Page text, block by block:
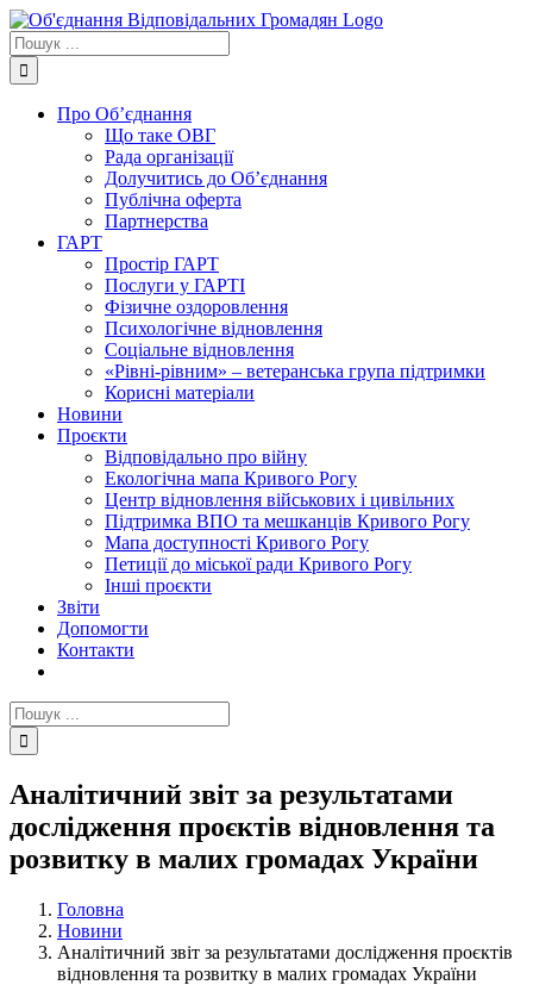
Skip
to
content
Пошук
...
Про Об’єднання
Що таке ОВГ
Рада організації
Долучитись до Об’єднання
Публічна оферта
Партнерства
ГАРТ
Простір ГАРТ
Послуги у ГАРТІ
Фізичне оздоровлення
Психологічне відновлення
Соціальне відновлення
«Рівні-рівним» – ветеранська група підтримки
Корисні матеріали
Новини
Проєкти
Відповідально про війну
Екологічна мапа Кривого Рогу
Центр відновлення військових і цивільних
Підтримка ВПО та мешканців Кривого Рогу
Мапа доступності Кривого Рогу
Петиції до міської ради Кривого Рогу
Інші проєкти
Звіти
Допомогти
Контакти
Пошук
...
Аналітичний звіт за результатами
дослідження проєктів відновлення та
розвитку в малих громадах України
Головна
Новини
Аналітичний звіт за результатами дослідження проєктів
відновлення та розвитку в малих громадах України